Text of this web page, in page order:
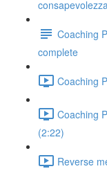
Coaching
complete
Coaching
Coaching
(2:22)
Reverse